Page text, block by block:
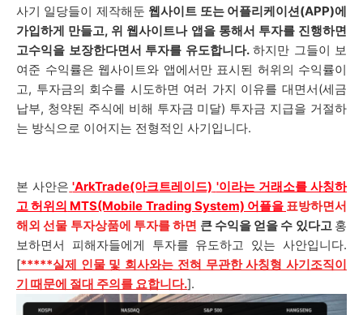
사기 일당들이 제작해둔 웹사이트 또는 어플리케이션(APP)에
가입하게 만들고, 위 웹사이트나 앱을 통해서 투자를 진행하면
고수익을 보장한다면서 투자를 유도합니다. 하지만 그들이 보
여준 수익률은 웹사이트와 앱에서만 표시된 허위의 수익률이
고, 투자금의 회수를 시도하면 여러 가지 이유를 대면서(세금
납부, 청약된 주식에 비해 투자금 미달) 투자금 지급을 거절하
는 방식으로 이어지는 전형적인 사기입니다.
본 사안은 'ArkTrade(아크트레이드) '이라는 거래소를 사칭하
고 허위의 MTS(Mobile Trading System) 어플을 표방하면서
해외 선물 투자상품에 투자를 하면 큰 수익을 얻을 수 있다고 홍
보하면서 피해자들에게 투자를 유도하고 있는 사안입니다.
[*****실제 인물 및 회사와는 전혀 무관한 사칭형 사기조직이
기 때문에 절대 주의를 요합니다.].